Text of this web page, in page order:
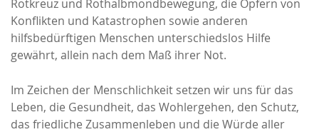
Rotkreuz und Rothalbmondbewegung, die Opfern von
Konflikten und Katastrophen sowie anderen
hilfsbedürftigen Menschen unterschiedslos Hilfe
gewährt, allein nach dem Maß ihrer Not.
Im Zeichen der Menschlichkeit setzen wir uns für das
Leben, die Gesundheit, das Wohlergehen, den Schutz,
das friedliche Zusammenleben und die Würde aller